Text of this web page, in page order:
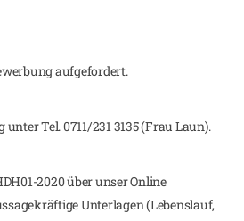
aufgefordert.
Tel. 0711/231 3135 (Frau Laun).
2020 über unser Online
Unterlagen (Lebenslauf,